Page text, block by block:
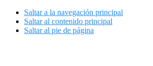
Saltar a la navegación principal
Saltar al contenido principal
Saltar al pie de página